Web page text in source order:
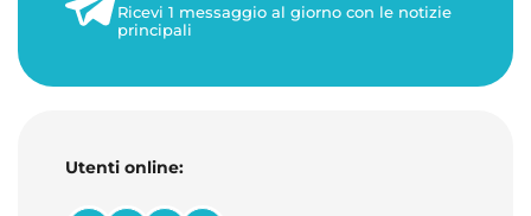
1 minuto di letturaRicevi 1 messaggio al giorno con le notizie
principali
Utenti online: